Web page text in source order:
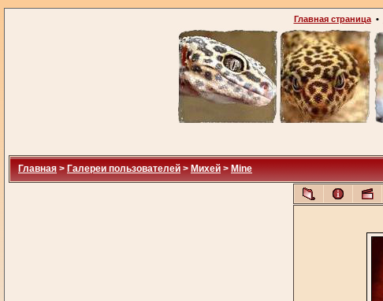
Главная страница•
Главная > Галереи пользователей > Михей > Mine